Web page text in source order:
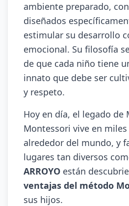
ambiente preparado,
diseñados
estimular su desarrollo
emocional. Su filosofía
de que cada niño tiene
innato que debe ser
y respeto.
Hoy en día, el legado de
Montessori vive en miles
alrededor del mundo, y
lugares tan diversos
ARROYO están
ventajas del método
sus hijos.